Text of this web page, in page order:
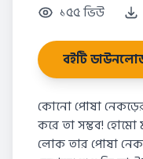
১৫৫ ভিউ
বইটি
কোনো পোষা
করে তা সম্ভব!
লোক তার পোষা